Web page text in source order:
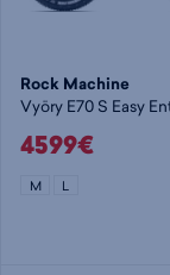
Rock Machine
4599€
M L